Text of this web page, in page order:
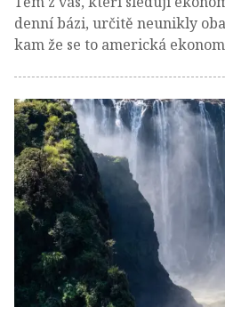
denní bázi, určitě neunikly
kam že se to americká